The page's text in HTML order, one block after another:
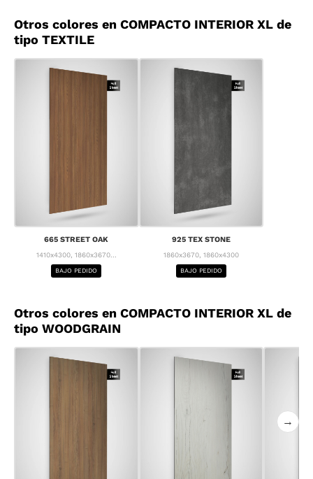
Otros colores en COMPACTO INTERIOR XL de
tipo TEXTILE
665 STREET OAK
1410x4300, 1860x3670...
BAJO PEDIDO
925 TEX STONE
1860x3670, 1860x4300
BAJO PEDIDO
Otros colores en COMPACTO INTERIOR XL de
tipo WOODGRAIN
→